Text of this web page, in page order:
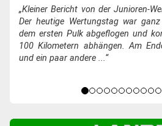
„Kleiner Bericht von der Junioren-
Der heutige Wertungstag war
dem ersten Pulk abgeflogen und
100 Kilometern abhängen. Am
und ein paar andere ...“